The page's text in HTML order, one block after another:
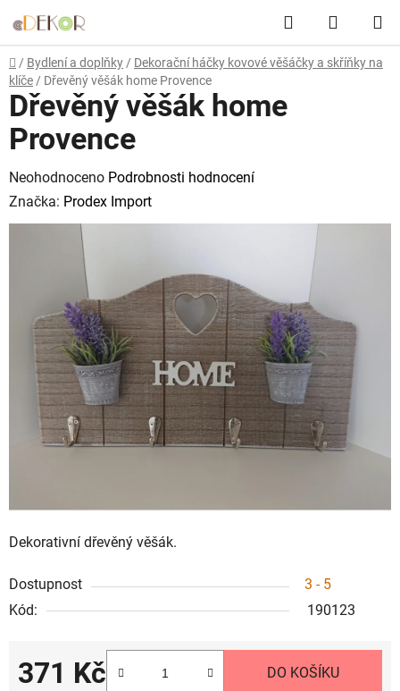
na
obsah
Hledat
KOŠÍK
Domů
/ Bydlení a doplňky / Dekorační háčky kovové věšáčky a skříňky na
klíče / Dřevěný věšák home Provence
Dekorativní dřevěný věšák.
Dostupnost
3 - 5
Kód:
190123
371 Kč DO KOŠÍKU
Dřevěný věšák home
Provence
Průměrné
hodnocení
produktu
hvězdiček.
Neohodnoceno Podrobnosti hodnocení
Značka: Prodex Import